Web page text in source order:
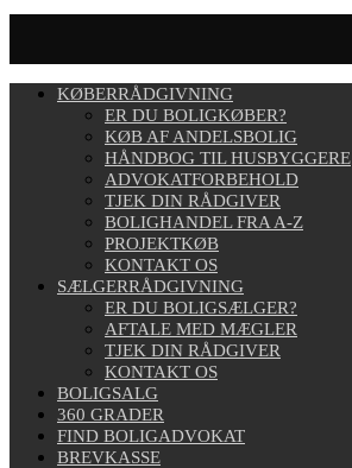
KØBERRÅDGIVNING
ER DU BOLIGKØBER?
KØB AF ANDELSBOLIG
HÅNDBOG TIL HUSBYGGERE
ADVOKATFORBEHOLD
TJEK DIN RÅDGIVER
BOLIGHANDEL FRA A-Z
PROJEKTKØB
KONTAKT OS
SÆLGERRÅDGIVNING
ER DU BOLIGSÆLGER?
AFTALE MED MÆGLER
TJEK DIN RÅDGIVER
KONTAKT OS
BOLIGSALG
360 GRADER
FIND BOLIGADVOKAT
BREVKASSE